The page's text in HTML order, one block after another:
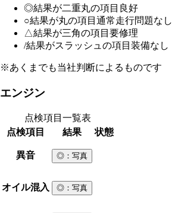
◎結果が二重丸の項目 良好
○結果が丸の項目 通常走行問題なし
△結果が三角の項目 要修理
/結果がスラッシュの項目 装備なし
※あくまでも当社判断によるものです
エンジン
点検項目一覧表
点検項目
結果 状態
異音 ◎ ：写真
オイル混入 ◎ ：写真